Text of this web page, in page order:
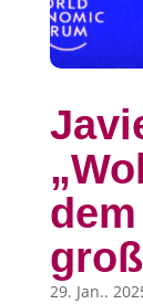
29. Jan..